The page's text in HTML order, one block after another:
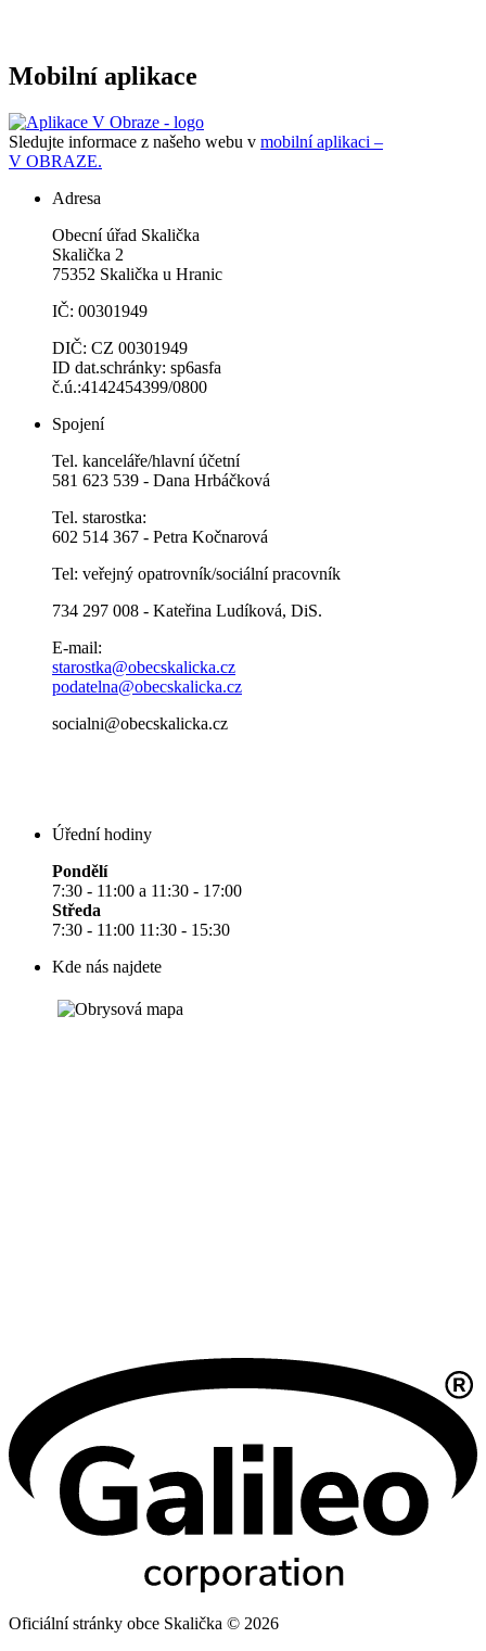
Mobilní aplikace
Sledujte informace z našeho webu v mobilní aplikaci –
V OBRAZE.
Adresa
Obecní úřad Skalička
Skalička 2
75352 Skalička u Hranic
IČ: 00301949
DIČ: CZ 00301949
ID dat.schránky: sp6asfa
č.ú.:4142454399/0800
Spojení
Tel. kanceláře/hlavní účetní
581 623 539 - Dana Hrbáčková
Tel. starostka:
602 514 367 - Petra Kočnarová
Tel: veřejný opatrovník/sociální pracovník
734 297 008 - Kateřina Ludíková, DiS.
E-mail:
starostka@obecskalicka.cz
podatelna@obecskalicka.cz
socialni@obecskalicka.cz
Úřední hodiny
Pondělí
7:30 - 11:00 a 11:30 - 17:00
Středa
7:30 - 11:00 11:30 - 15:30
Kde nás najdete
Oficiální stránky obce Skalička © 2026